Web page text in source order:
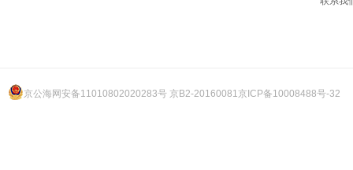
京公海网安备11010802020283号 京B2-20160081京ICP备10008488号-32